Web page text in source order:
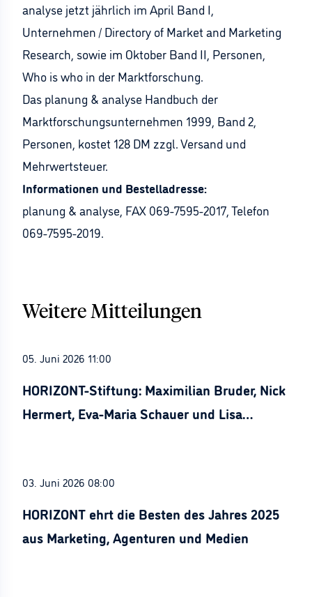
analyse jetzt jährlich im April Band I,
Unternehmen / Directory of Market and Marketing
Research, sowie im Oktober Band II, Personen,
Who is who in der Marktforschung.
Das planung & analyse Handbuch der
Marktforschungsunternehmen 1999, Band 2,
Personen, kostet 128 DM zzgl. Versand und
Mehrwertsteuer.
Informationen und Bestelladresse:
planung & analyse, FAX 069-7595-2017, Telefon
069-7595-2019.
Weitere Mitteilungen
05. Juni 2026 11:00
HORIZONT-Stiftung: Maximilian Bruder, Nick
Hermert, Eva-Maria Schauer und Lisa
03. Juni 2026 08:00
HORIZONT ehrt die Besten des Jahres 2025
aus Marketing, Agenturen und Medien